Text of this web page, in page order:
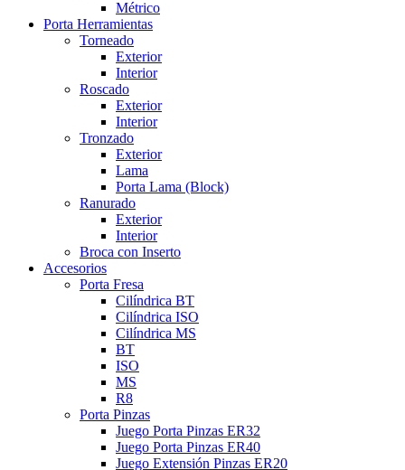
Métrico
Porta Herramientas
Torneado
Exterior
Interior
Roscado
Exterior
Interior
Tronzado
Exterior
Lama
Porta Lama (Block)
Ranurado
Exterior
Interior
Broca con Inserto
Accesorios
Porta Fresa
Cilíndrica BT
Cilíndrica ISO
Cilíndrica MS
BT
ISO
MS
R8
Porta Pinzas
Juego Porta Pinzas ER32
Juego Porta Pinzas ER40
Juego Extensión Pinzas ER20